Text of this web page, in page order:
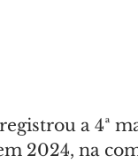
a 4ª
2024, na